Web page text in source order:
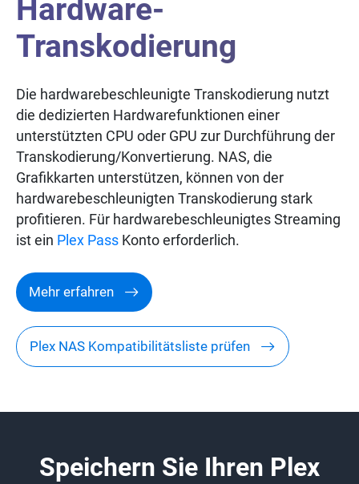
Hardware-
Transkodierung
Die hardwarebeschleunigte Transkodierung nutzt
die dedizierten Hardwarefunktionen einer
unterstützten CPU oder GPU zur Durchführung der
Transkodierung/Konvertierung. NAS, die
Grafikkarten unterstützen, können von der
hardwarebeschleunigten Transkodierung stark
profitieren. Für hardwarebeschleunigtes Streaming
ist ein Plex Pass Konto erforderlich.
Mehr erfahren
Plex NAS Kompatibilitätsliste prüfen
Speichern Sie Ihren Plex